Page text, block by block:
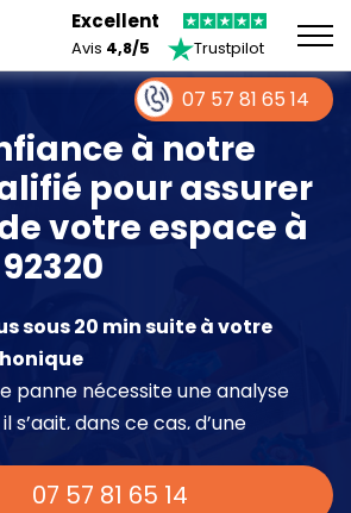
Excellent
Avis 4,8/5 Trustpilot
à notre
pour assurer
votre espace à
sous 20 min suite à votre
panne nécessite une analyse
dans ce cas, d’une
07 57 81 65 14
07 57 81 65 14